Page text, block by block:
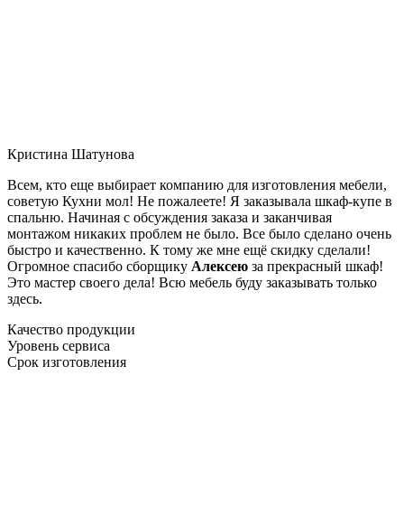
Кристина Шатунова
Всем, кто еще выбирает компанию для изготовления мебели,
советую Кухни мол! Не пожалеете! Я заказывала шкаф-купе в
спальню. Начиная с обсуждения заказа и заканчивая
монтажом никаких проблем не было. Все было сделано очень
быстро и качественно. К тому же мне ещё скидку сделали!
Огромное спасибо сборщику Алексею за прекрасный шкаф!
Это мастер своего дела! Всю мебель буду заказывать только
здесь.
Качество продукции
Уровень сервиса
Срок изготовления